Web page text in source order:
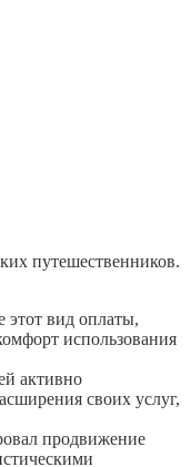
путешественников.
вид оплаты,
использования
активно
своих услуг,
продвижение